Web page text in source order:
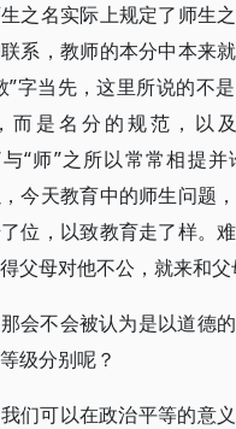
之名实际上规定了师生
系，教师的本分中本来
”字当先，这里所说的不
而是名分的规范，以
“师”之所以常常相提
今天教育中的师生问题
位，以致教育走了样。
父母对他不公，就来和父
会不会被认为是以道德
级分别呢？
们可以在政治平等的意